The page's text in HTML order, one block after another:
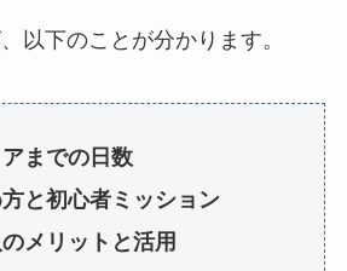
以下のことが分かります。
までの日数
と初心者ミッション
メリットと活用